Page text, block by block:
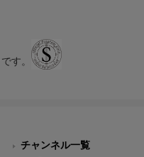
す。
チャンネル一覧